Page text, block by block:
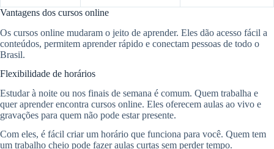
Vantagens dos cursos online
Os cursos online mudaram o jeito de aprender. Eles dão acesso fácil a
conteúdos, permitem aprender rápido e conectam pessoas de todo o
Brasil.
Flexibilidade de horários
Estudar à noite ou nos finais de semana é comum. Quem trabalha e
quer aprender encontra cursos online. Eles oferecem aulas ao vivo e
gravações para quem não pode estar presente.
Com eles, é fácil criar um horário que funciona para você. Quem tem
um trabalho cheio pode fazer aulas curtas sem perder tempo.